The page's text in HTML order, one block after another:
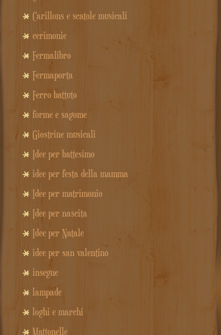
Carillons e scatole musicali
cerimonie
Fermalibro
Fermaporta
Ferro battuto
forme e sagome
Giostrine musicali
Idee per battesimo
idee per festa della mamma
Idee per matrimonio
Idee per nascita
Idee per Natale
idee per san valentino
insegne
lampade
loghi e marchi
Mattonelle